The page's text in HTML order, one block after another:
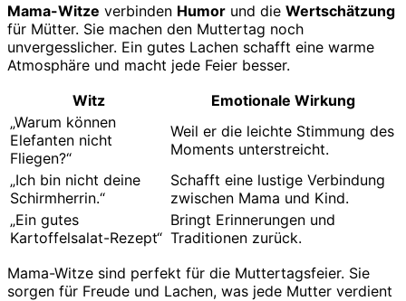
Mama-Witze verbinden Humor und die Wertschätzung
für Mütter. Sie machen den Muttertag noch
unvergesslicher. Ein gutes Lachen schafft eine warme
Atmosphäre und macht jede Feier besser.
Witz
Emotionale Wirkung
„Warum können
Elefanten nicht
Fliegen?“
Weil er die leichte Stimmung des
Moments unterstreicht.
„Ich bin nicht deine
Schirmherrin.“
Schafft eine lustige Verbindung
zwischen Mama und Kind.
„Ein gutes
Kartoffelsalat-Rezept“
Bringt Erinnerungen und
Traditionen zurück.
Mama-Witze sind perfekt für die Muttertagsfeier. Sie
sorgen für Freude und Lachen, was jede Mutter verdient